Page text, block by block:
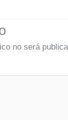
no será